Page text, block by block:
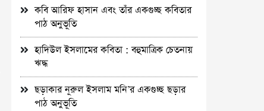
কবি আরিফ হাসান এবং তাঁর একগুচ্ছ কবিতার
পাঠ অনুভূতি
হাদিউল ইসলামের কবিতা : বহুমাত্রিক চেতনায়
ঋদ্ধ
ছড়াকার নূরুল ইসলাম মনি’র একগুচ্ছ ছড়ার
পাঠ অনুভূতি